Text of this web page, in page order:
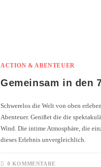
ACTION & ABENTEUER
Gemeinsam in den
Schwerelos die Welt von oben
Abenteuer. Genißet die die
Wind. Die intime Atmosphäre, die
dieses Erlebnis unvergleichlich.
0 KOMMENTARE